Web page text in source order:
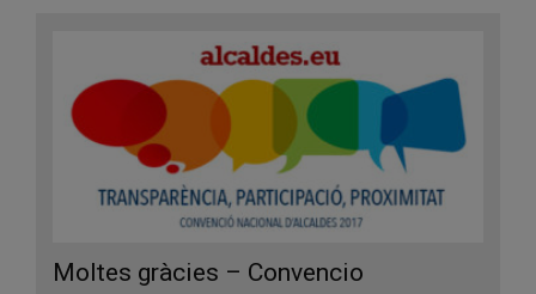
Moltes gràcies – Convencio